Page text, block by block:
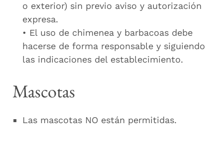
o exterior) sin previo aviso y autorización
expresa.
• El uso de chimenea y barbacoas debe
hacerse de forma responsable y siguiendo
las indicaciones del establecimiento.
Mascotas
Las mascotas NO están permitidas.